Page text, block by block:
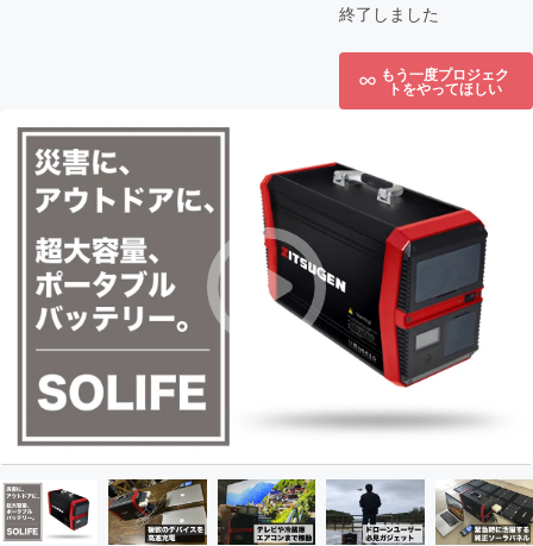
終了しました
もう一度プロジェク
トをやってほしい